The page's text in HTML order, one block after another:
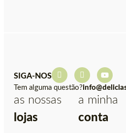
SIGA-NOS
Tem alguma questão?
as nossas
lojas
a minha
conta